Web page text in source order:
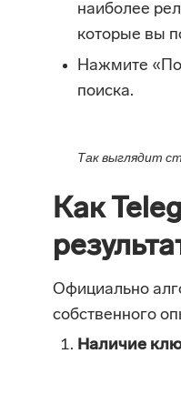
наиболее
которые вы
Нажмите
поиска.
Так выглядит
Как
Официально
собственного
Наличие